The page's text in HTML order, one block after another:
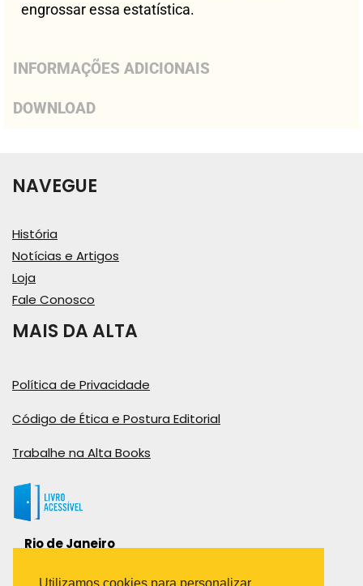
engrossar essa estatística.
INFORMAÇÕES ADICIONAIS
DOWNLOAD
NAVEGUE
História
Notícias e Artigos
Loja
Fale Conosco
MAIS DA ALTA
Política de Privacidade
Código de Ética e Postura Editorial
Trabalhe na Alta Books
Rio de Janeiro
Bairro Industrial do Jacaré